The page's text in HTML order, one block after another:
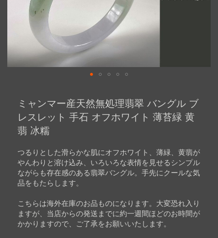
beginning
images
ミャンマー産天然無処理翡翠 バングル ブ
レスレット 手石 オフホワイト 薄苔緑 黄
翡 冰糯
つるりとした滑らかな肌にオフホワイト、薄緑、黄翡が
やんわりと溶け込み、いろいろな表情を見せるシンプル
ながらも存在感のある翡翠バングル。手先にクールな気
品をもたらします。
こちらは海外在庫のお品ものになります。大変恐れ入り
ますが、当店からの発送までに約一週間ほどのお時間が
かかりますので、ご了承をお願いいたします。